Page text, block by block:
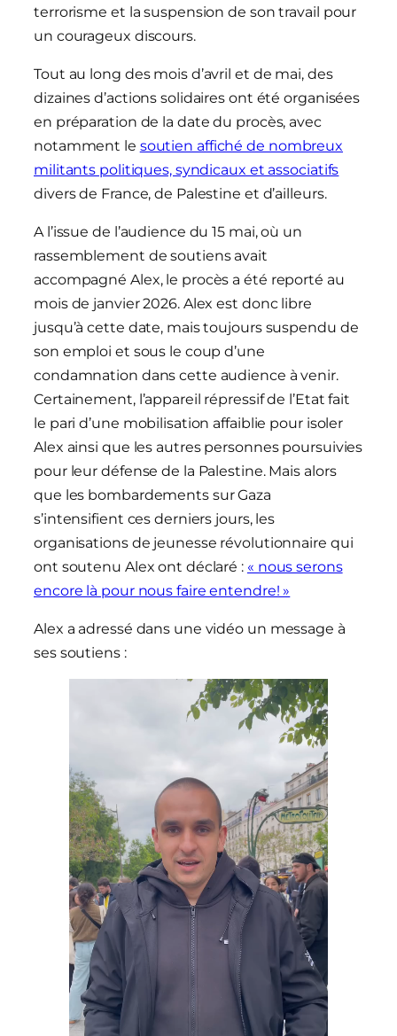
terrorisme et la suspension de son travail pour
un courageux discours.
Tout au long des mois d’avril et de mai, des
dizaines d’actions solidaires ont été organisées
en préparation de la date du procès, avec
notamment le soutien affiché de nombreux
militants politiques, syndicaux et associatifs
divers de France, de Palestine et d’ailleurs.
A l’issue de l’audience du 15 mai, où un
rassemblement de soutiens avait
accompagné Alex, le procès a été reporté au
mois de janvier 2026. Alex est donc libre
jusqu’à cette date, mais toujours suspendu de
son emploi et sous le coup d’une
condamnation dans cette audience à venir.
Certainement, l’appareil répressif de l’Etat fait
le pari d’une mobilisation affaiblie pour isoler
Alex ainsi que les autres personnes poursuivies
pour leur défense de la Palestine. Mais alors
que les bombardements sur Gaza
s’intensifient ces derniers jours, les
organisations de jeunesse révolutionnaire qui
ont soutenu Alex ont déclaré : « nous serons
encore là pour nous faire entendre! »
Alex a adressé dans une vidéo un message à
ses soutiens :